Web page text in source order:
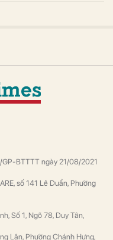
BTTTT ngày 21/08/2021
số 141 Lê Duẩn, Phường
Số 1, Ngõ 78, Duy Tân,
Lân, Phường Chánh Hưng,